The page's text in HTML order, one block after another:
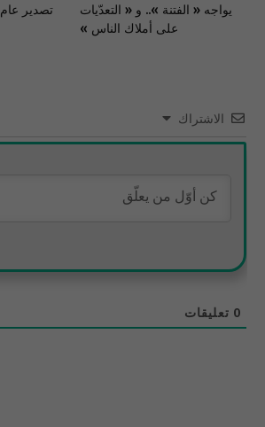
يواجه « الفتنة ».. و « التعدّيات
على أملاك الناس »
تصدير عام
الاشتراك
0 تعليقات